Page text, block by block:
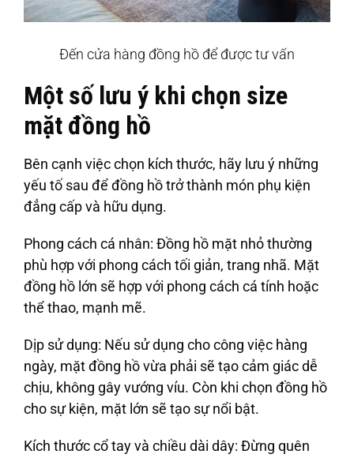
Đến cửa hàng đồng hồ để được tư vấn
Một số lưu ý khi chọn size
mặt đồng hồ
Bên cạnh việc chọn kích thước, hãy lưu ý những
yếu tố sau để đồng hồ trở thành món phụ kiện
đẳng cấp và hữu dụng.
Phong cách cá nhân: Đồng hồ mặt nhỏ thường
phù hợp với phong cách tối giản, trang nhã. Mặt
đồng hồ lớn sẽ hợp với phong cách cá tính hoặc
thể thao, mạnh mẽ.
Dịp sử dụng: Nếu sử dụng cho công việc hàng
ngày, mặt đồng hồ vừa phải sẽ tạo cảm giác dễ
chịu, không gây vướng víu. Còn khi chọn đồng hồ
cho sự kiện, mặt lớn sẽ tạo sự nổi bật.
Kích thước cổ tay và chiều dài dây: Đừng quên